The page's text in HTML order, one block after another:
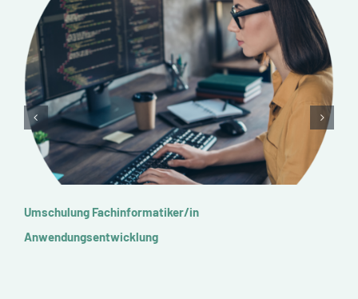
Umschulung Fachinformatiker/in
Anwendungsentwicklung